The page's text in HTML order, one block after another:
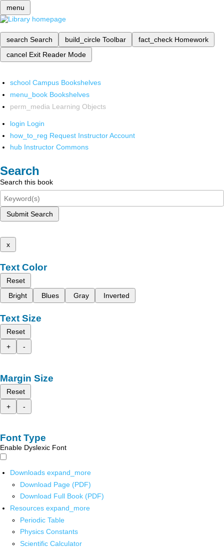
menu
search Search build_circle Toolbar fact_check Homework
cancel Exit Reader Mode
school Campus Bookshelves
menu_book Bookshelves
perm_media Learning Objects
login Login
how_to_reg Request Instructor Account
hub Instructor Commons
Search
Search this book
Submit Search
x
Text Color
Reset
Bright
Blues Gray Inverted
Text Size
Reset
+
-
Margin Size
Reset
+
-
Font Type
Enable Dyslexic Font
Downloads expand_more
Download Page (PDF)
Download Full Book (PDF)
Resources expand_more
Periodic Table
Physics Constants
Scientific Calculator